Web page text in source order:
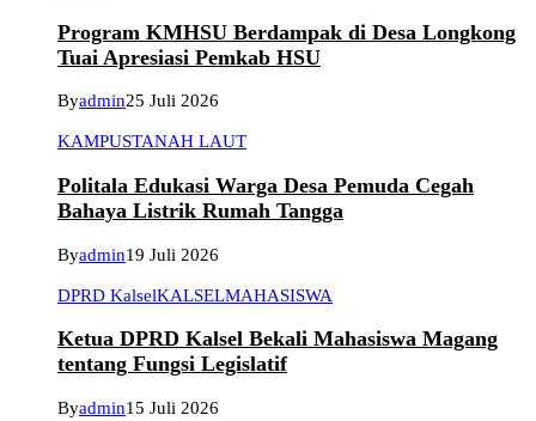
Program KMHSU Berdampak di Desa Longkong
Tuai Apresiasi Pemkab HSU
Byadmin25 Juli 2026
KAMPUSTANAH LAUT
Politala Edukasi Warga Desa Pemuda Cegah
Bahaya Listrik Rumah Tangga
Byadmin19 Juli 2026
DPRD KalselKALSELMAHASISWA
Ketua DPRD Kalsel Bekali Mahasiswa Magang
tentang Fungsi Legislatif
Byadmin15 Juli 2026